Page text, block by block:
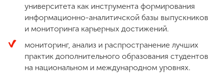
университета как инструмента формирования
информационно-аналитичской базы выпускников
и мониторинга карьерных достижений.
мониторинг, анализ и распространение лучших
практик дополнительного образования студентов
на национальном и международном уровнях.